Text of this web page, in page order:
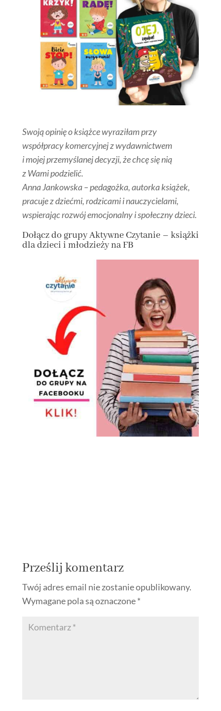
Swoją opinię o książce wyraziłam przy
współpracy komercyjnej z wydawnictwem
i mojej przemyślanej decyzji, że chcę się nią
z Wami podzielić.
Anna Jankowska – pedagożka, autorka książek,
pracuje z dziećmi, rodzicami i nauczycielami,
wspierając rozwój emocjonalny i społeczny dzieci.
Dołączdo grupyAktywne Czytanie – książki
dla dzieci i młodzieży na FB
Prześlij komentarz
Twój adres email nie zostanie opublikowany.
Wymagane pola są oznaczone*